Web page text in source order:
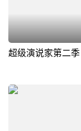
超级演说家第二季